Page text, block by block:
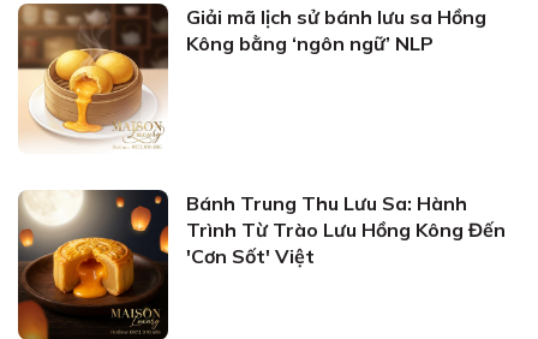
Giải mã lịch sử bánh lưu sa Hồng
Kông bằng ‘ngôn ngữ’ NLP
Bánh Trung Thu Lưu Sa: Hành
Trình Từ Trào Lưu Hồng Kông Đến
'Cơn Sốt' Việt